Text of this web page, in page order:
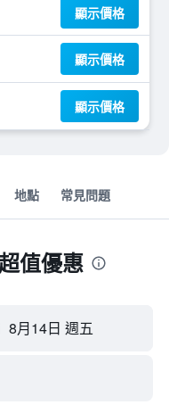
顯示價格
顯示價格
顯示價格
地點 常見問題
值優惠
8月14日 週五